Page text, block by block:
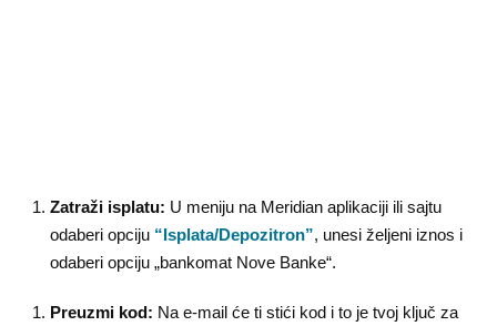
Zatraži isplatu: U meniju na Meridian aplikaciji ili sajtu
odaberi opciju “Isplata/Depozitron”, unesi željeni iznos i
odaberi opciju „bankomat Nove Banke“.
Preuzmi kod: Na e-mail će ti stići kod i to je tvoj ključ za